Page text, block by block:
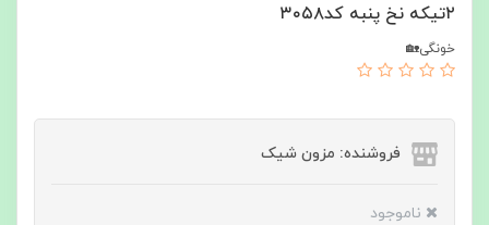
۲تیکه نخ پنبه کد۳۰۵۸
خونگی🏡
فروشنده: مزون شیک
ناموجود